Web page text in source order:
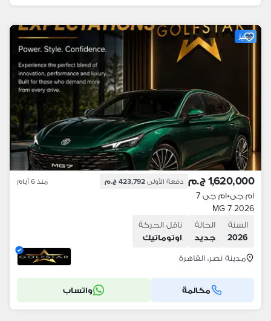
مميز
1,620,000 ج.م دفعة الأولى 423,792 ج.م منذ 6 أيام
ام جى•ام جى 7
MG 7 2026
السنة
2026
الحالة
جديد
ناقل الحركة
اوتوماتيك
مدينة نصر، القاهرة
مكالمة واتساب